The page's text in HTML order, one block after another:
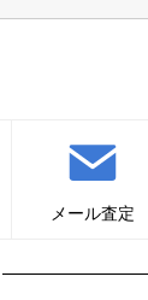
メール査定